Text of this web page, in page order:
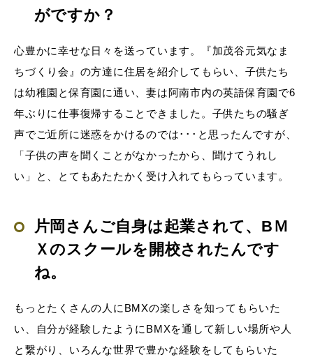
がですか？
心豊かに幸せな日々を送っています。『加茂谷元気なま
ちづくり会』の方達に住居を紹介してもらい、子供たち
は幼稚園と保育園に通い、妻は阿南市内の英語保育園で6
年ぶりに仕事復帰することできました。子供たちの騒ぎ
声でご近所に迷惑をかけるのでは･･･と思ったんですが、
「子供の声を聞くことがなかったから、聞けてうれし
い」と、とてもあたたかく受け入れてもらっています。
片岡さんご自身は起業されて、BＭ
Ｘのスクールを開校されたんです
ね。
もっとたくさんの人にBMXの楽しさを知ってもらいた
い、自分が経験したようにBMXを通して新しい場所や人
と繋がり、いろんな世界で豊かな経験をしてもらいた